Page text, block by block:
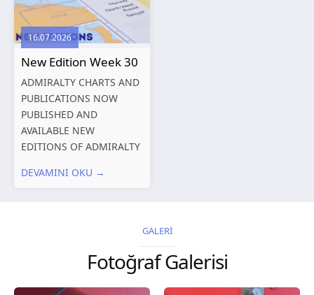
limits and other remarks
1602 China – Chang...
16.07.2026
New Edition Week 30
ADMIRALTY CHARTS AND
PUBLICATIONS NOW
PUBLISHED AND
AVAILABLE NEW
EDITIONS OF ADMIRALTY
PUBLICATIONS New
remarks 67 Gulf of...
DEVAMINI OKU →
GALERİ
Fotoğraf Galerisi